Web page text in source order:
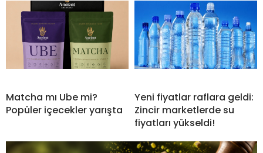
Matcha mı Ube mi?
Popüler içecekler yarışta
Yeni fiyatlar raflara geldi:
Zincir marketlerde su
fiyatları yükseldi!